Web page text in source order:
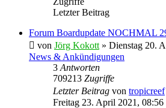
Letzter Beitrag
Forum Boardupdate NOCHMAL
von Jörg Kokott » Dienstag 20.
News & Ankündigungen
3 Antworten
709213 Zugriffe
Letzter Beitrag von tropicreef
Freitag 23. April 2021, 08:56